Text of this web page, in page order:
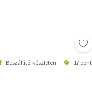
Beszállítói készleten 17 pont